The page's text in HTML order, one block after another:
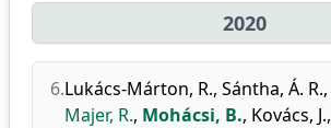
2020
6.Lukács-Márton, R., Sántha, Á. R.,
Majer, R., Mohácsi, B., Kovács, J.,